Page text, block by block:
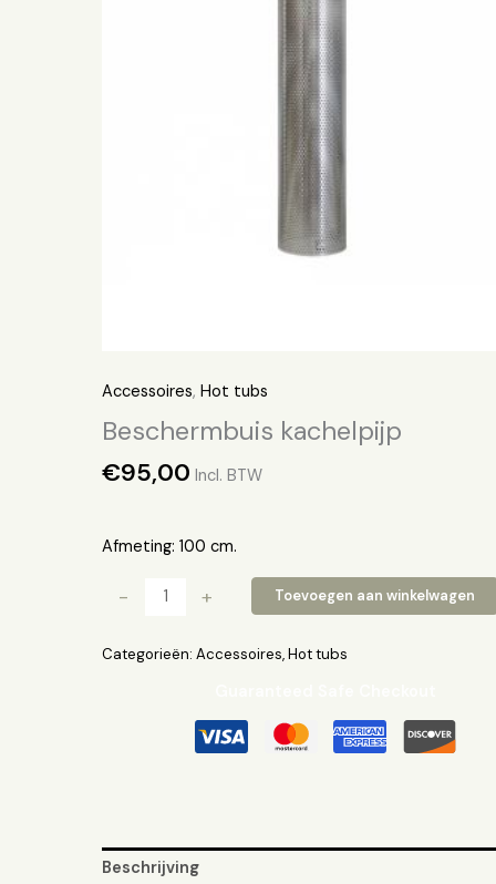
Accessoires,Hot tubs
Beschermbuis kachelpijp
€95,00 Incl. BTW
Afmeting: 100 cm.
- + Toevoegen aan winkelwagen
Categorieën:Accessoires,Hot tubs
Beschrijving